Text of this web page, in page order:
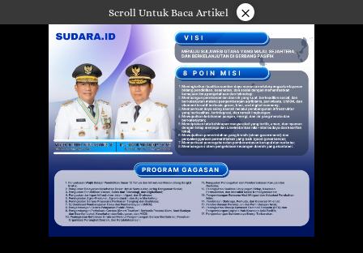
ke
Scroll Untuk Baca Artikel ×